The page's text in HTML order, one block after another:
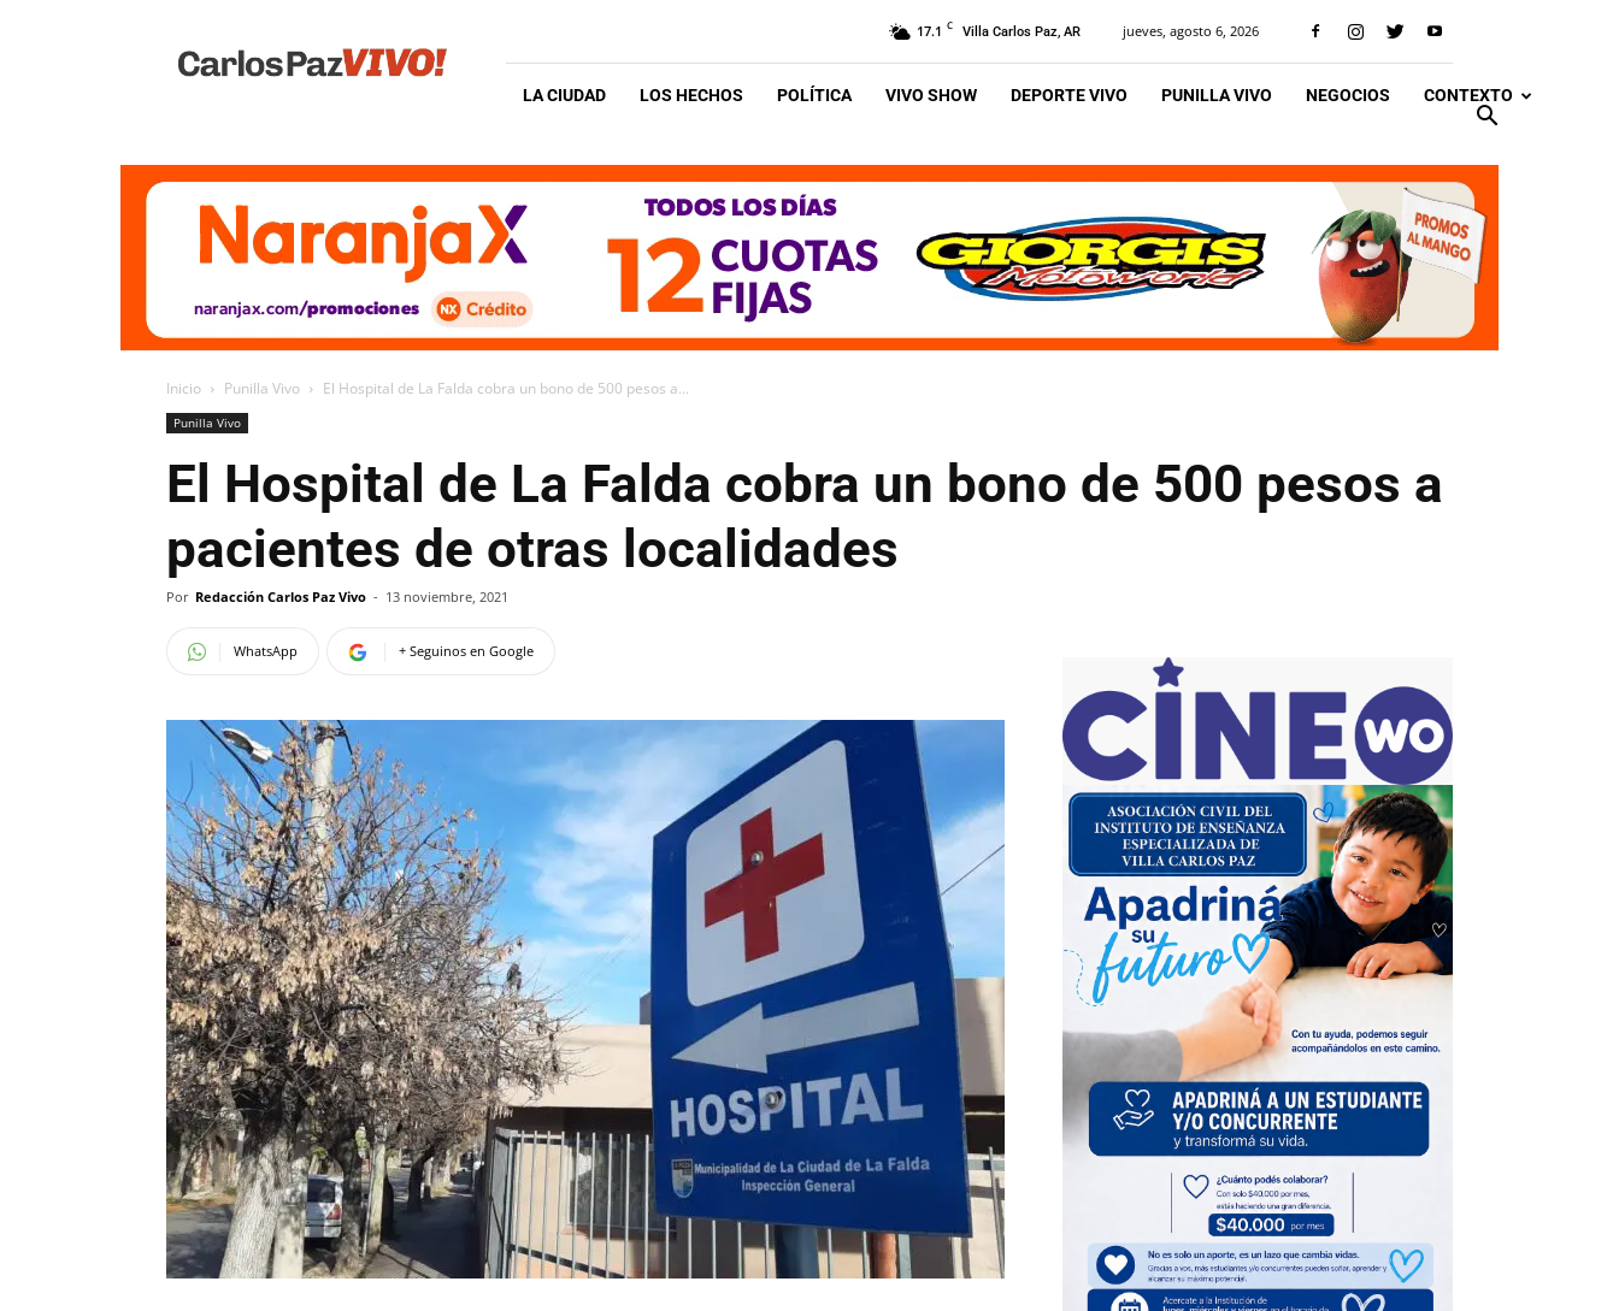
Vivo
17.1 C Villa Carlos Paz, AR jueves, agosto 6, 2026
LA CIUDAD LOS HECHOS POLÍTICA VIVO SHOW DEPORTE VIVO PUNILLA VIVO NEGOCIOS CONTEXTO
Inicio Punilla Vivo El Hospital de La Falda cobra un bono de 500 pesos a...
Punilla Vivo
El Hospital de La Falda cobra un bono de 500 pesos a
pacientes de otras localidades
Por Redacción Carlos Paz Vivo - 13 noviembre, 2021
WhatsApp + Seguinos en Google